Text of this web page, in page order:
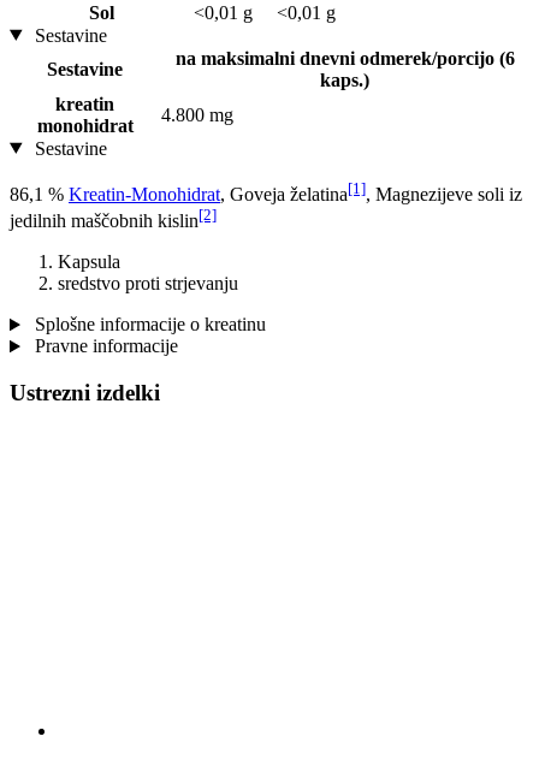
Sol
<0,01 g
<0,01 g
Sestavine
Sestavine
na maksimalni dnevni odmerek/porcijo (6
kaps.)
kreatin
monohidrat
4.800 mg
Sestavine
86,1 % Kreatin-Monohidrat, Goveja želatina[1], Magnezijeve soli iz
jedilnih maščobnih kislin[2]
Kapsula
sredstvo proti strjevanju
Splošne informacije o kreatinu
Pravne informacije
Ustrezni izdelki